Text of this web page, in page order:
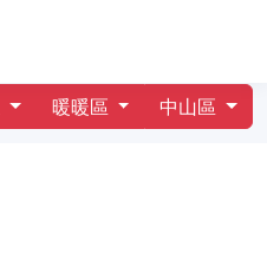
暖暖區 中山區